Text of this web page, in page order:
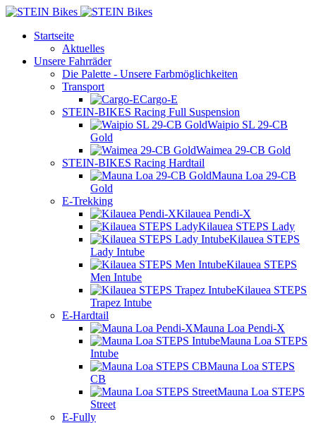
Startseite
Aktuelles
Unsere Fahrräder
Die Palette - Unsere Farbmöglichkeiten
Transport
Cargo-E
STEIN-BIKES Racing Full Suspension
Waipio SL 29-CB
Gold
Waimea 29-CB Gold
STEIN-BIKES Racing Hardtail
Mauna Loa 29-CB
Gold
E-Trekking
Kilauea Pendi-X
Kilauea STEPS Lady
Kilauea STEPS
Lady Intube
Kilauea STEPS
Men Intube
Kilauea STEPS
Trapez Intube
E-Hardtail
Mauna Loa Pendi-X
Mauna Loa STEPS
Intube
Mauna Loa STEPS
CB
Mauna Loa STEPS
Street
E-Fully